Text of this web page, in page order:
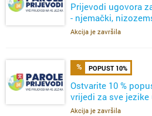
Prijevodi ugovora
- njemački,
talijanski
Akcija je završila
POPUST 10%
Ostvarite 10 %
vrijedi za sve
Akcija je završila